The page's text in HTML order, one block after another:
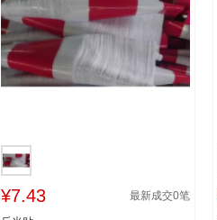
¥7.43 最新成交0笔